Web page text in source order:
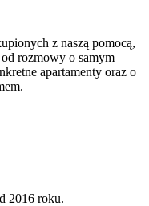
z naszą pomocą,
rozmowy o samym
apartamenty oraz o
2016 roku.